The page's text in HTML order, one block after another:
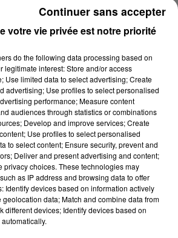
53 sec)
du Tarn et Garonne
votre vie privée est notre priorité
do the following data processing based on
legitimate interest: Store and/or access
Use limited data to select advertising; Create
advertising; Use profiles to select personalised
performance; Measure content
audiences through statistics or combinations
Develop and improve services; Create
Use profiles to select personalised
to select content; Ensure security, prevent and
Deliver and present advertising and content;
privacy choices. These technologies may
as IP address and browsing data to offer
Identify devices based on information actively
data; Match and combine data from
different devices; Identify devices based on
Continuer sans accepter